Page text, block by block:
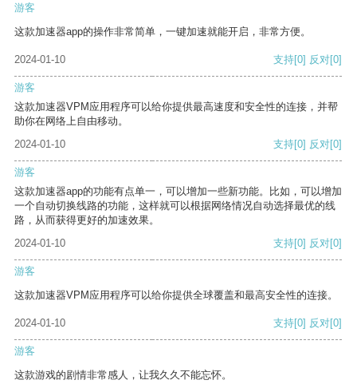
游客
这款加速器app的操作非常简单，一键加速就能开启，非常方便。
2024-01-10 支持[0] 反对[0]
游客
这款加速器VPM应用程序可以给你提供最高速度和安全性的连接，并帮
助你在网络上自由移动。
2024-01-10
支持[0] 反对[0]
游客
这款加速器app的功能有点单一，可以增加一些新功能。比如，可以增加
一个自动切换线路的功能，这样就可以根据网络情况自动选择最优的线
路，从而获得更好的加速效果。
2024-01-10
支持[0] 反对[0]
游客
这款加速器VPM应用程序可以给你提供全球覆盖和最高安全性的连接。
2024-01-10 支持[0] 反对[0]
游客
这款游戏的剧情非常感人，让我久久不能忘怀。